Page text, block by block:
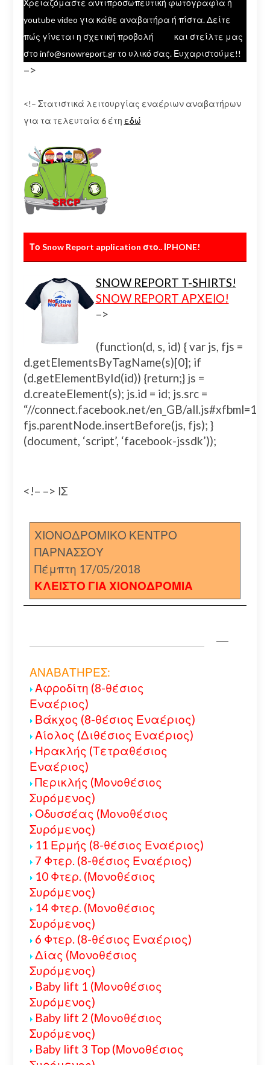
Χρειαζόμαστε αντιπροσωπευτική φωτογραφία ή
youtube video για κάθε αναβατήρα ή πίστα. Δείτε
πώς γίνεται η σχετική προβολή
και στείλτε μας
στο info@snowreport.gr το υλικό σας. Ευχαριστούμε!!
–>
<!– Στατιστικά λειτουργίας εναέριων αναβατήρων
για τα τελευταία 6 έτη εδώ
Το Snow Report application στο.. ΙPHONE!
SNOW REPORT T-SHIRTS!
SNOW REPORT ΑΡΧΕΙΟ!
–>
(function(d, s, id) { var js, fjs =
d.getElementsByTagName(s)[0]; if
(d.getElementById(id)) {return;} js =
d.createElement(s); js.id = id; js.src =
“//connect.facebook.net/en_GB/
fjs.parentNode.insertBefore(js, fjs); }
(document, ‘script’, ‘facebook-jssdk’));
<!– –> ΙΣ
ΧΙΟΝΟΔΡΟΜΙΚΟ ΚΕΝΤΡΟ
ΠΑΡΝΑΣΣΟΥ
Πέμπτη 17/05/2018
ΚΛΕΙΣΤΟ ΓΙΑ ΧΙΟΝΟΔΡΟΜΙΑ
ΑΝΑΒΑΤΗΡΕΣ:
Αφροδίτη (8-θέσιος
Εναέριος)
Βάκχος (8-θέσιος Εναέριος)
Αίολος (Διθέσιος Εναέριος)
Ηρακλής (Τετραθέσιος
Εναέριος)
Περικλής (Μονοθέσιος
Συρόμενος)
Οδυσσέας (Μονοθέσιος
Συρόμενος)
11 Ερμής (8-θέσιος Εναέριος)
7 Φτερ. (8-θέσιος Εναέριος)
10 Φτερ. (Μονοθέσιος
Συρόμενος)
14 Φτερ. (Μονοθέσιος
Συρόμενος)
6 Φτερ. (8-θέσιος Εναέριος)
Δίας (Μονοθέσιος
Συρόμενος)
Baby lift 1 (Μονοθέσιος
Συρόμενος)
Baby lift 2 (Μονοθέσιος
Συρόμενος)
Baby lift 3 Top (Μονοθέσιος